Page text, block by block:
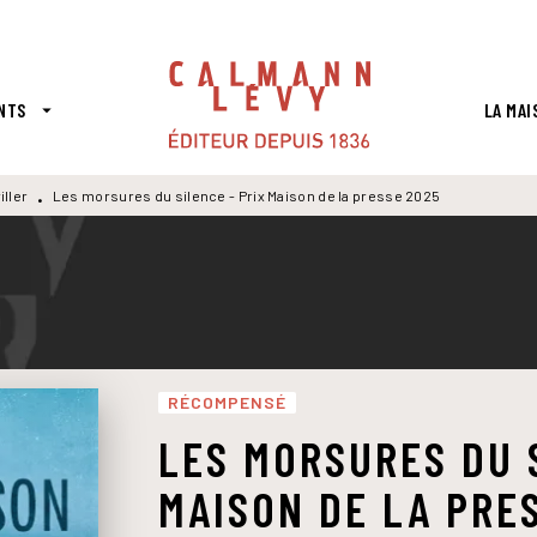
arrow_drop_down LA
• Les morsures du silence - Prix Maison de la presse 2025
RÉCOMPENSÉ
LES MORSURES
MAISON DE LA